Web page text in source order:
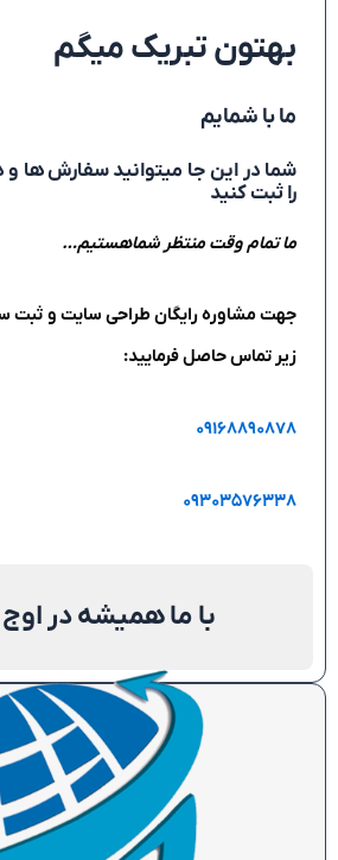
بهتون تبریک میگم
ما با شمایم
شما در این جا میتوانید سفارش ها
را ثبت کنید
ما تمام وقت منتظر شماهستیم…
جهت مشاوره رایگان طراحی سایت و ثبت
زیر تماس حاصل فرمایید:
۰۹۱۶۸۸۹۰۸۷۸
۰۹۳۰۳۵۷۶۳۳۸
با ما همیشه در